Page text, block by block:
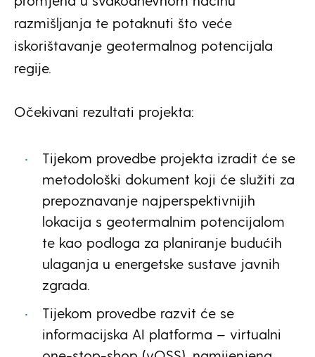
razmišljanja te potaknuti što veće
iskorištavanje geotermalnog potencijala
regije.
Očekivani rezultati projekta:
Tijekom provedbe projekta izradit će se
metodološki dokument koji će služiti za
prepoznavanje najperspektivnijih
lokacija s geotermalnim potencijalom
te kao podloga za planiranje budućih
ulaganja u energetske sustave javnih
zgrada.
Tijekom provedbe razvit će se
informacijska AI platforma – virtualni